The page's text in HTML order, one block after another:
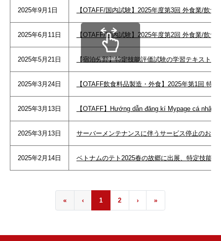
2025年9月1日 【OTAFF/国内試験】2025年度第3回 外食業/飲
2025年6月11日 【OTAFF/国内試験】2025年度第2回 外食業/飲
2025年5月21日 【宿泊分野】特定技能評価試験の学習テキスト
2025年3月24日 【OTAFF飲食料品製造・外食】2025年第1回 特
2025年3月13日 【OTAFF】Hướng dẫn đăng kí Mypage cá nhân
2025年3月13日 サーバーメンテナンスに伴うサービス停止のお知
2025年2月14日 ベトナムのテト2025春の故郷に出展、特定技能
scrollable
« ‹ 1 2 › »